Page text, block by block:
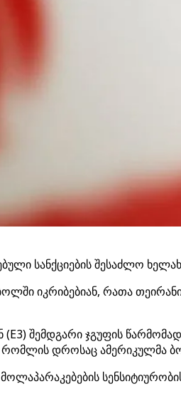
სანქციების შესაძლო
იკრიბებიან, რათა
შემდგარი ჯგუფის
დროსაც ამერიკულმა